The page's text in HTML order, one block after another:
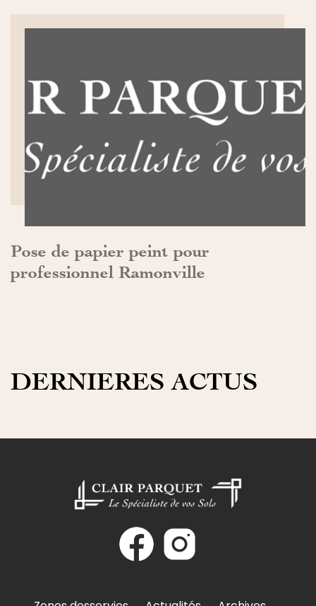
Pose de papier peint pour
professionnel Ramonville
DÉCOUVRIR>>
DERNIERES ACTUS